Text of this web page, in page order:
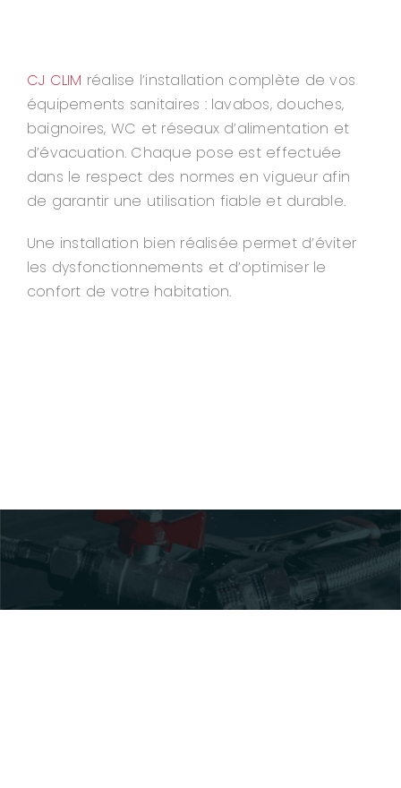
CJ CLIM réalise l’installation complète de vos
équipements sanitaires : lavabos, douches,
baignoires, WC et réseaux d’alimentation et
d’évacuation. Chaque pose est effectuée
dans le respect des normes en vigueur afin
de garantir une utilisation fiable et durable.
Une installation bien réalisée permet d’éviter
les dysfonctionnements et d’optimiser le
confort de votre habitation.